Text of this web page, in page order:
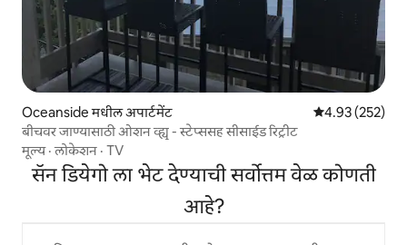
Oceanside मधील अपार्टमेंट 5 पैकी 4.93
4.93 (252)
बीचवर जाण्यासाठी ओशन व्ह्यू - स्टेप्ससह सीसाईड रिट्रीट
मूल्य·लोकेशन · TV
सॅन डियेगो ला भेट देण्याची सर्वोत्तम वेळ कोणती
आहे?